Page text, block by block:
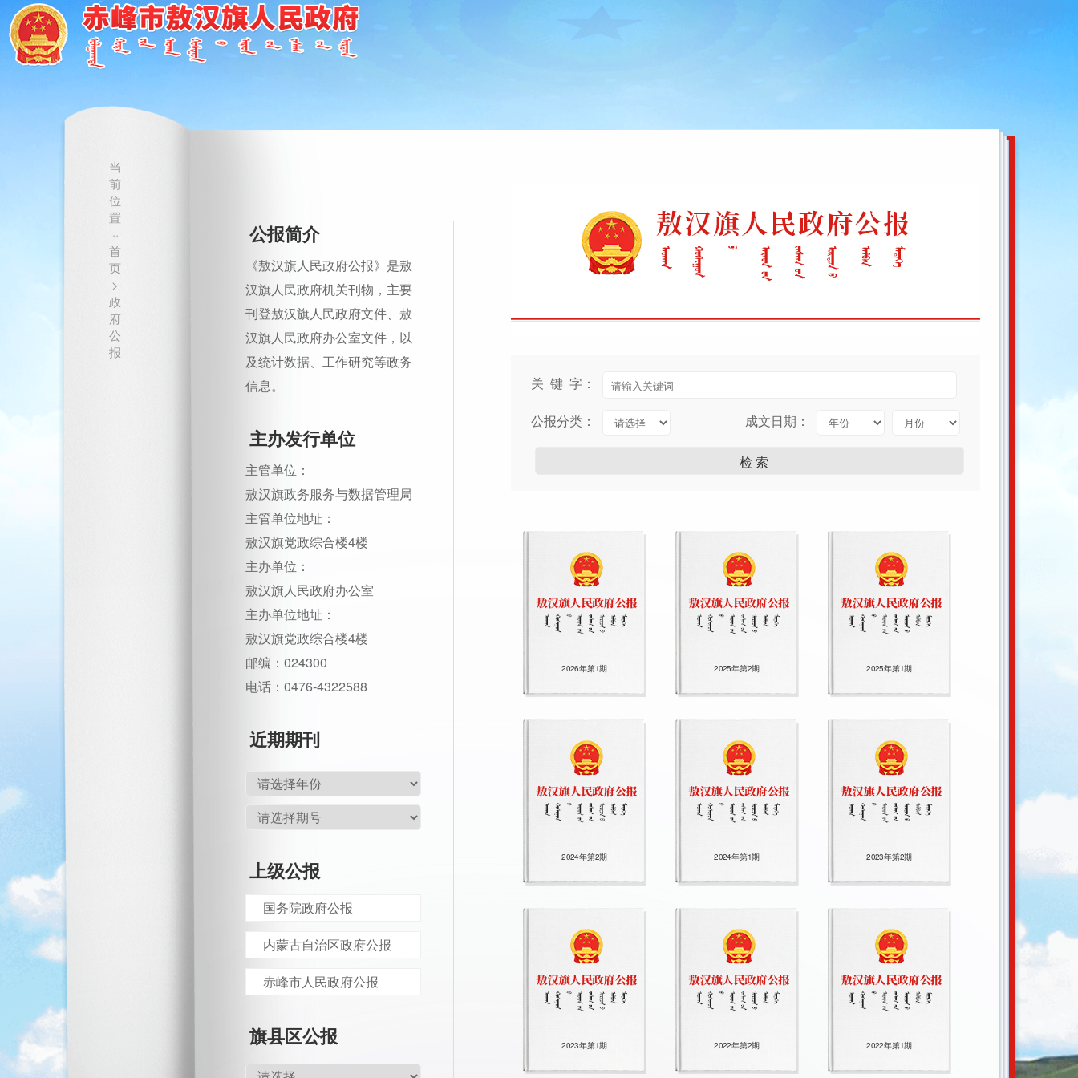
当
前
位
置
··
首
页
>
政
府
公
报
公报简介
《敖汉旗人民政府公报》是敖
汉旗人民政府机关刊物，主要
刊登敖汉旗人民政府文件、敖
汉旗人民政府办公室文件，以
及统计数据、工作研究等政务
信息。
主办发行单位
主管单位：
敖汉旗政务服务与数据管理局
主管单位地址：
敖汉旗党政综合楼4楼
主办单位：
敖汉旗人民政府办公室
主办单位地址：
敖汉旗党政综合楼4楼
邮编：024300
电话：0476-4322588
近期期刊
上级公报
国务院政府公报
内蒙古自治区政府公报
赤峰市人民政府公报
旗县区公报
关 键 字：
公报分类： 成文日期：
2026年第1期 2025年第2期 2025年第1期
2024年第2期 2024年第1期 2023年第2期
2023年第1期 2022年第2期 2022年第1期